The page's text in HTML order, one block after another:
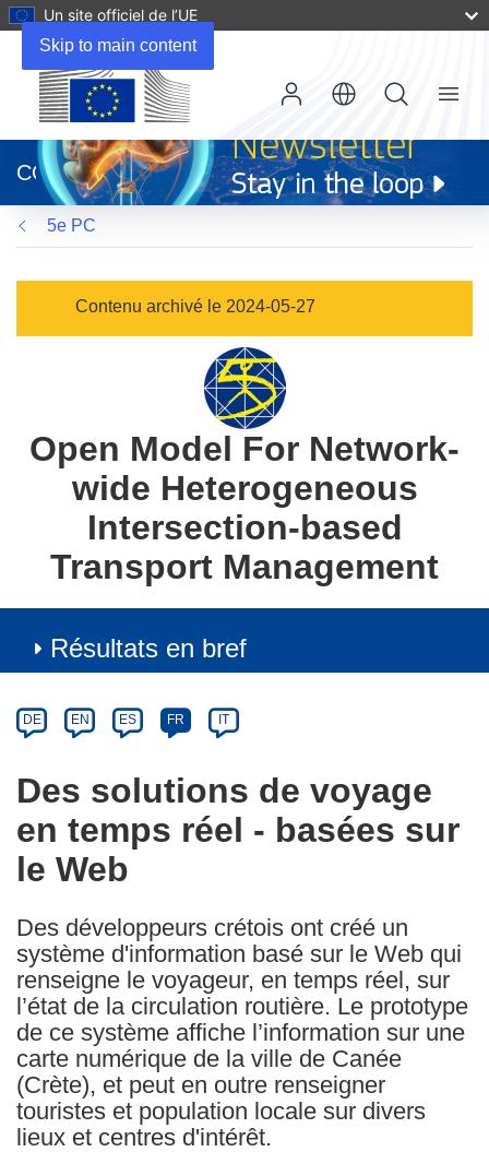
Skip to main content
Un site officiel de l’UE
dans
une
nouvelle
fenêtre)
CORDIS
Menu
5e PC
Contenu archivé le 2024-05-27
Open Model For Network-
wide Heterogeneous
Intersection-based
Transport Management
Résultats en bref
Category
Article
available
the
following
languages:
DE EN ES FR IT
Des solutions de voyage
en temps réel - basées sur
le Web
Des développeurs crétois ont créé un
système d'information basé sur le Web qui
renseigne le voyageur, en temps réel, sur
l’état de la circulation routière. Le prototype
de ce système affiche l’information sur une
carte numérique de la ville de Canée
(Crète), et peut en outre renseigner
touristes et population locale sur divers
lieux et centres d'intérêt.